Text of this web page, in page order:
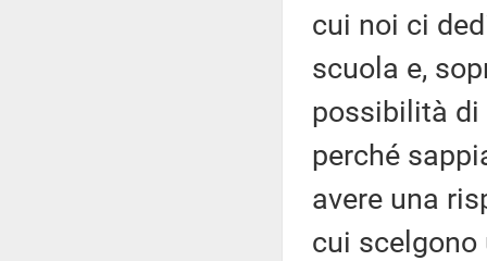
cui noi ci
scuola e,
possibilità di
perché
avere una
cui scelgono